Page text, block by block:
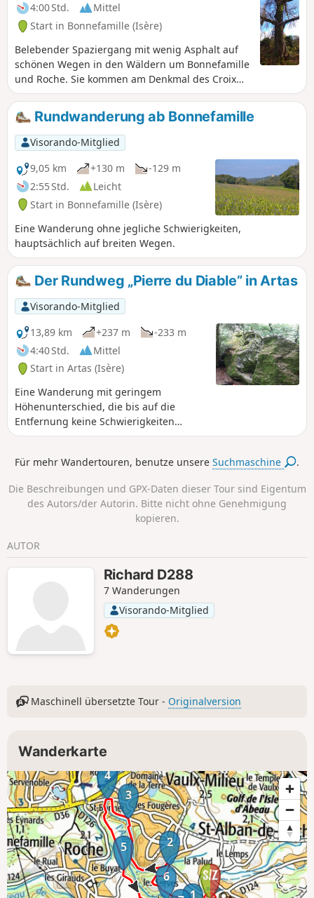
4:00 Std.
Mittel
Start in Bonnefamille (Isère)
Belebender Spaziergang mit wenig Asphalt auf
schönen Wegen in den Wäldern um Bonnefamille
und Roche. Sie kommen am Denkmal des Croix
Châtain vorbei und schlängeln sich nach der
Durchquerung von Roche durch den Wald, wo Sie
die Steine mit Schalensteinen von Roche
entdecken können.
Rundwanderung ab Bonnefamille
Visorando-Mitglied
9,05 km
+130 m
-129 m
2:55 Std.
Leicht
Start in Bonnefamille (Isère)
Eine Wanderung ohne jegliche Schwierigkeiten,
hauptsächlich auf breiten Wegen.
Der Rundweg „Pierre du Diable” in Artas
Visorando-Mitglied
13,89 km
+237 m
-233 m
4:40 Std.
Mittel
Start in Artas (Isère)
Eine Wanderung mit geringem
Höhenunterschied, die bis auf die
Entfernung keine Schwierigkeiten
bereitet. Sie wandern durch die
Bonus können Sie einen Abstecher zur
vielleicht sogar besteigen..
Für mehr Wandertouren, benutze unsereSuchmaschine .
Die Beschreibungen und GPX-Daten dieser Tour sind Eigentum
des Autors/der Autorin. Bitte nicht ohne Genehmigung
kopieren.
AUTOR
Richard D288
7 Wanderungen
Visorando-Mitglied
Maschinell übersetzte Tour - Originalversion
Wanderkarte
1
2
3
4
5
6